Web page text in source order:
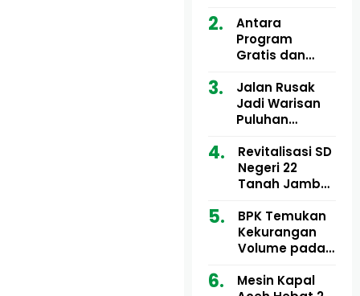
Utara Buka
Pelatihan Deep
Learning serta
Artifisial bagi
Guru
Matematika
Antara
Program
Gratis dan
Motor Imum
Gampong, Uji
Nyali APH
Bermain di
Balik Rp250
Ribu
Jalan Rusak
Jadi Warisan
Puluhan
dan Tgk
Muharuddin
Kini Didesak
Revitalisasi SD
Negeri 22
Tanah Jambo
Miliar Tuai
Sorotan, Publik
Pertanyakan
Anggaran
BPK Temukan
Kekurangan
Volume pada
Aceh Utara
Mesin Kapal